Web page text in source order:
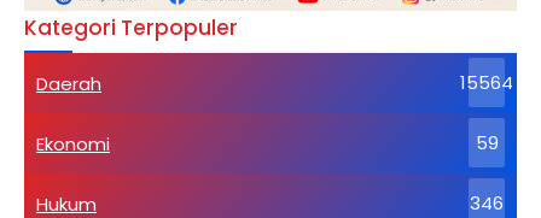
Kategori Terpopuler
Daerah 15564
Ekonomi 59
Hukum 346